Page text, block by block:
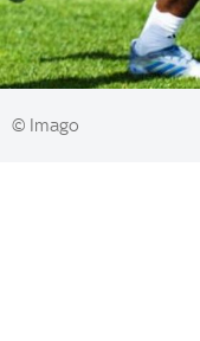
© Imago